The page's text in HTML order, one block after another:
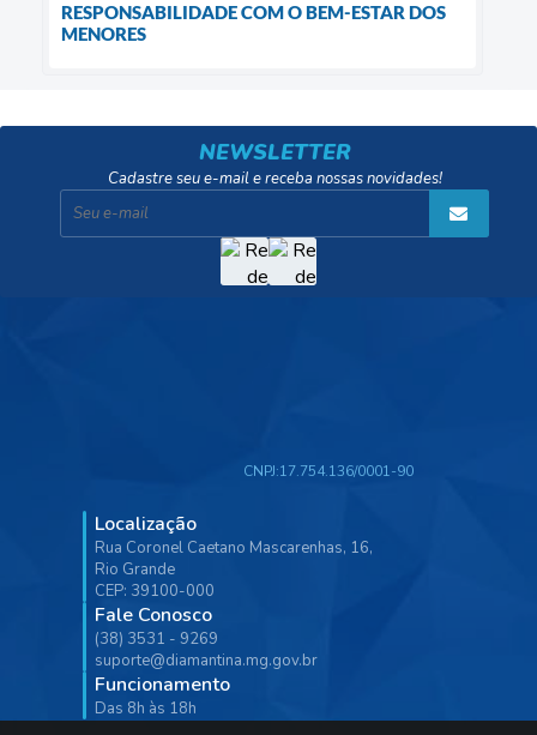
RESPONSABILIDADE COM O BEM-ESTAR DOS
MENORES
NEWSLETTER
Cadastre seu e-mail e receba nossas novidades!
Localização
Rua Coronel Caetano Mascarenhas, 16,
Rio Grande
CEP: 39100-000
Fale Conosco
(38) 3531 - 9269
suporte@diamantina.mg.gov.br
Funcionamento
Das 8h às 18h
CNPJ:17.754.136/0001-90